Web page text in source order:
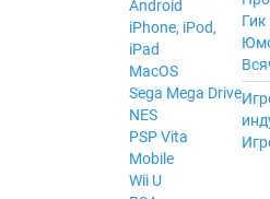
Android
iPhone, iPod,
iPad
MacOS
Sega Mega Drive
NES
PSP Vita
Mobile
Wii U
Гик